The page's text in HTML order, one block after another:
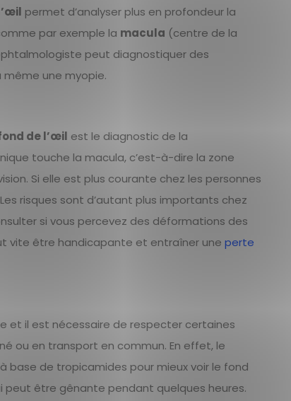
permet d’analyser plus en profondeur la
par exemple la macula (centre de la
peut diagnostiquer des
même une myopie.
de l’œil est le diagnostic de la
touche la macula, c’est-à-dire la zone
Si elle est plus courante chez les personnes
risques sont d’autant plus importants chez
si vous percevez des déformations des
vite être handicapante et entraîner une perte
et il est nécessaire de respecter certaines
ou en transport en commun. En effet, le
à base de tropicamides pour mieux voir le fond
être gênante pendant quelques heures.